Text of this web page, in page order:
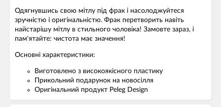
Одягнувшись свою мітлу під фрак і насолоджуйтеся
зручністю і оригінальністю. Фрак перетворить навіть
найстарішу мітлу в стильного чоловіка! Замовте зараз, і
пам'ятайте: чистота має значення!
Основні характеристики:
Виготовлено з високоякісного пластику
Прикольний подарунок на новосілля
Оригінальний продукт Peleg Design